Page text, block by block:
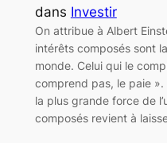
dans Investir
On attribue à Albert
intérêts composés sont
monde. Celui qui le
comprend pas, le paie
la plus grande force de
composés revient à